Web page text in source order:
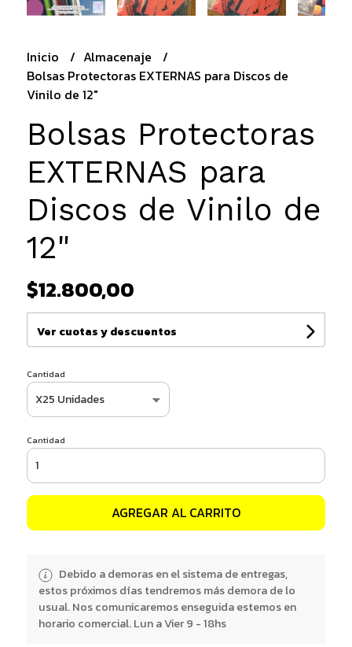
Inicio
Almacenaje
Bolsas Protectoras EXTERNAS para Discos de
Vinilo de 12"
Bolsas Protectoras
EXTERNAS para
Discos de Vinilo de
12"
$12.800,00
Ver cuotas y descuentos
Cantidad
Cantidad
AGREGAR AL CARRITO
Debido a demoras en el sistema de entregas,
estos próximos días tendremos más demora de lo
usual. Nos comunicaremos enseguida estemos en
horario comercial. Lun a Vier 9 - 18hs